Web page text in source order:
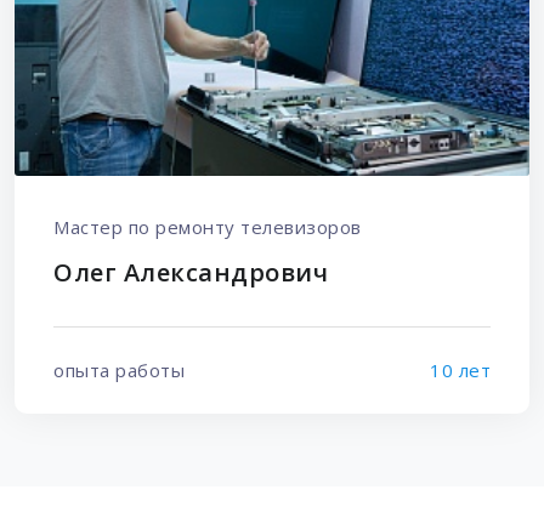
Мастер по ремонту телевизоров
Олег Александрович
опыта работы 10 лет